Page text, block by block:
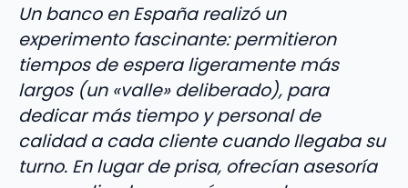
Un banco en España realizó un
experimento fascinante: permitieron
tiempos de espera ligeramente más
largos (un «valle» deliberado), para
dedicar más tiempo y personal de
calidad a cada cliente cuando llegaba su
turno. En lugar de prisa, ofrecían asesoría